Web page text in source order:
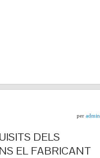
per admin
DELS
EL FABRICANT